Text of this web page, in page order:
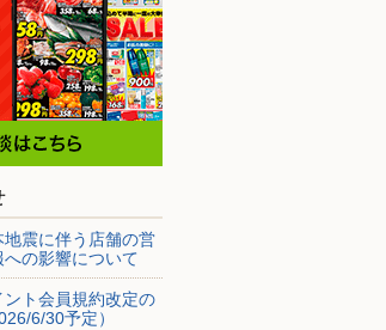
地震に伴う店舗の営
の影響について
ント会員規約改定の
6/30予定）